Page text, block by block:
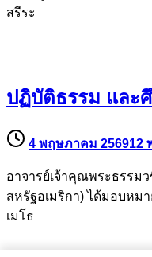
สรีระ
ปฏิบัติธรรม และ
4 พฤษภาคม 256912
อาจารย์เจ้าคุณพระธรร
สหรัฐอเมริกา) ได้มอบห
เมโธ